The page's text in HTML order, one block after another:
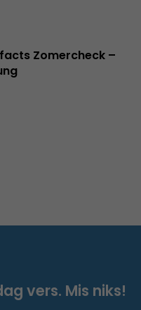
Zomercheck –
vers. Mis niks!